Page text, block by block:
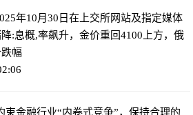
年10月30日在上交所网站及指定媒体
:息概,率飙升，金价重回4100上方，俄
幅
束金融行业“内卷式竞争”，保持合理的